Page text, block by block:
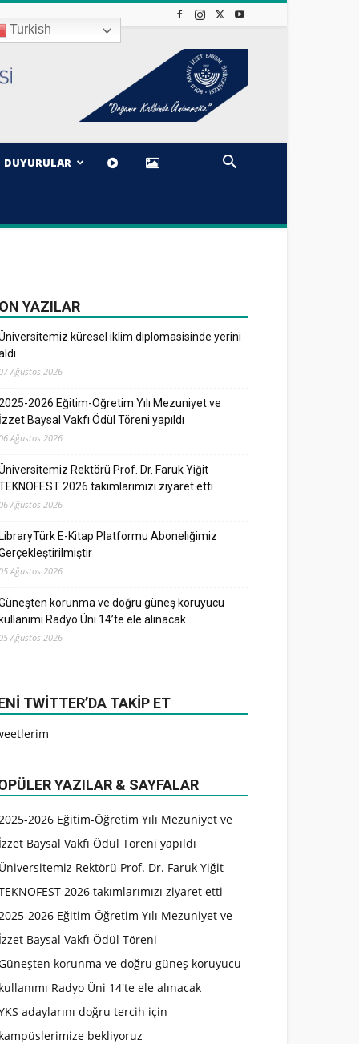
Turkish
DUYURULAR
YAZILAR
küresel iklim diplomasisinde yerini
07 Ağustos 2026
2026 Eğitim-Öğretim Yılı Mezuniyet ve
İzzet Baysal Vakfı Ödül Töreni yapıldı
06 Ağustos 2026
Rektörü Prof. Dr. Faruk Yiğit
2026 takımlarımızı ziyaret etti
06 Ağustos 2026
LibraryTürk E-Kitap Platformu Aboneliğimiz
05 Ağustos 2026
korunma ve doğru güneş koruyucu
kullanımı Radyo Üni 14’te ele alınacak
05 Ağustos 2026
TWITTER’DA TAKIP ET
YAZILAR & SAYFALAR
2026 Eğitim-Öğretim Yılı Mezuniyet ve
İzzet Baysal Vakfı Ödül Töreni yapıldı
Üniversitemiz Rektörü Prof. Dr. Faruk Yiğit
2026 takımlarımızı ziyaret etti
2026 Eğitim-Öğretim Yılı Mezuniyet ve
İzzet Baysal Vakfı Ödül Töreni
korunma ve doğru güneş koruyucu
kullanımı Radyo Üni 14'te ele alınacak
adaylarını doğru tercih için
kampüslerimize bekliyoruz